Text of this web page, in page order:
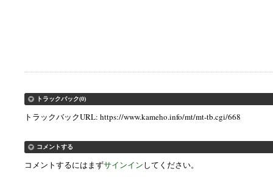
トラックバック(0)
トラックバックURL: https://www.kameho.info/mt/mt-tb.cgi/668
コメントする
コメントするにはまずサインインしてください。